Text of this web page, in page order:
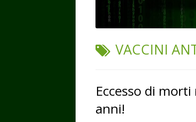
TAG:
VACCINI
Eccesso di
anni!